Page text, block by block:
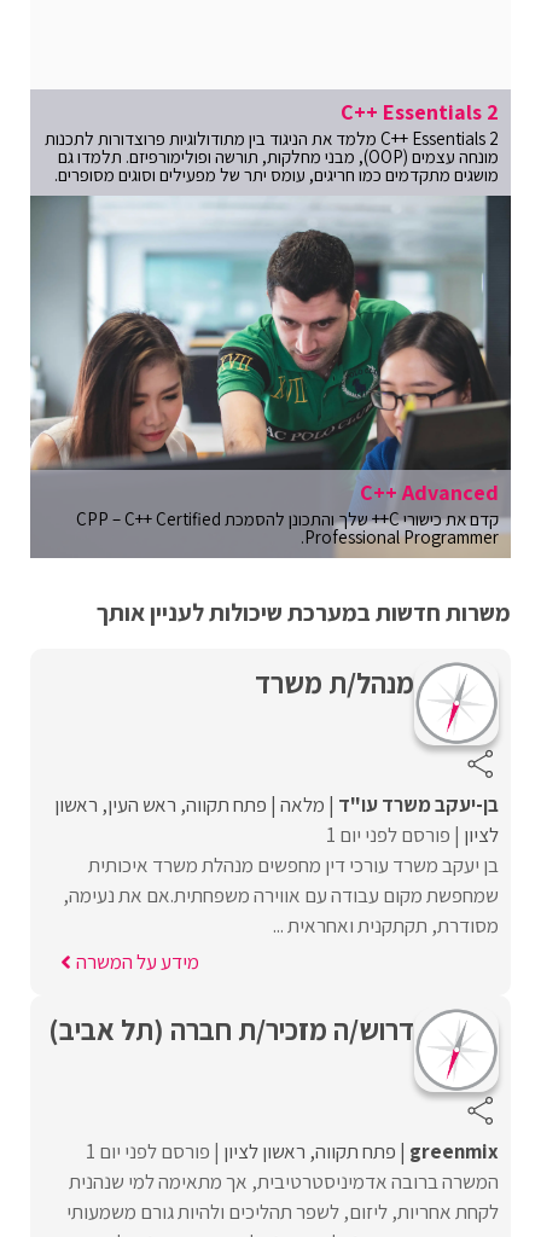
C++ Essentials 2
C++ Essentials 2 מלמד את הניגוד בין מתודולוגיות פרוצדורות לתכנות
מונחה עצמים (OOP), מבני מחלקות, תורשה ופולימורפיזם. תלמדו גם
מושגים מתקדמים כמו חריגים, עומס יתר של מפעילים וסוגים מסופרים.
C++ Advanced
קדם את כישורי C++ שלך והתכונן להסמכת CPP – C++ Certified
Professional Programmer.
משרות חדשות במערכת שיכולות לעניין אותך
מנהל/ת משרד
בן-יעקב משרד עו"ד מלאה פתח תקווה ראש העין ראשון
לציון פורסם לפני יום 1
בן יעקב משרד עורכי דין מחפשים מנהלת משרד איכותית
שמחפשת מקום עבודה עם אווירה משפחתית.אם את נעימה,
מסודרת, תקתקנית ואחראית ...
מידע על המשרה
דרוש/ה מזכיר/ת חברה (תל אביב)
greenmix פתח תקווה ראשון לציון פורסם לפני יום 1
המשרה ברובה אדמיניסטרטיבית, אך מתאימה למי שנהנית
לקחת אחריות, ליזום, לשפר תהליכים ולהיות גורם משמעותי